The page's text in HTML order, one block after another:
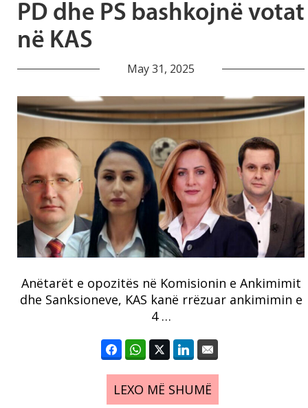
PD dhe PS bashkojnë votat
në KAS
May 31, 2025
Anëtarët e opozitës në Komisionin e Ankimimit
dhe Sanksioneve, KAS kanë rrëzuar ankimimin e
4 …
LEXO MË SHUMË